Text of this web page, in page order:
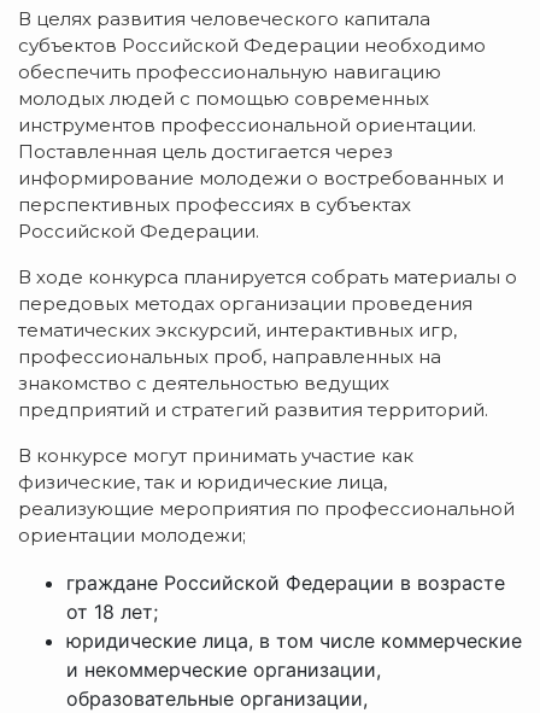
В целях развития человеческого капитала
субъектов Российской Федерации необходимо
обеспечить профессиональную навигацию
молодых людей с помощью современных
инструментов профессиональной ориентации.
Поставленная цель достигается через
информирование молодежи о востребованных и
перспективных профессиях в субъектах
Российской Федерации.
В ходе конкурса планируется собрать материалы о
передовых методах организации проведения
тематических экскурсий, интерактивных игр,
профессиональных проб, направленных на
знакомство с деятельностью ведущих
предприятий и стратегий развития территорий.
В конкурсе могут принимать участие как
физические, так и юридические лица,
реализующие мероприятия по профессиональной
ориентации молодежи;
граждане Российской Федерации в возрасте
от 18 лет;
юридические лица, в том числе коммерческие
и некоммерческие организации,
образовательные организации,